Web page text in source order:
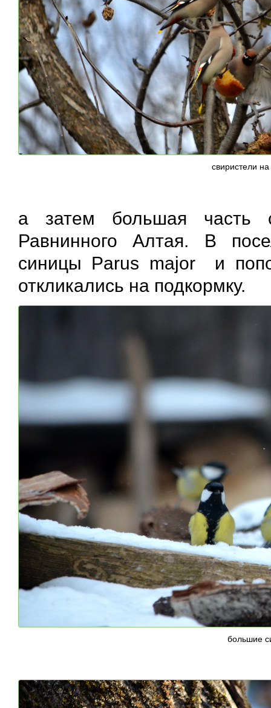
свиристели
а затем большая часть
Равнинного Алтая. В
синицы Parus major и
откликались на подкормку.
большие